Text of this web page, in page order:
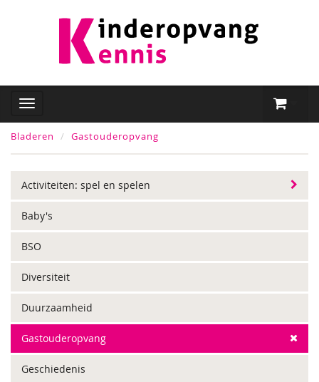
Bladeren Gastouderopvang
Activiteiten: spel en spelen
Baby's
BSO
Diversiteit
Duurzaamheid
Gastouderopvang
Geschiedenis